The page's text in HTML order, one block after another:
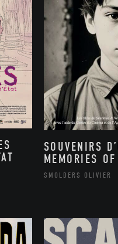
SOUVENIRS
MEMORIES
SMOLDERS OLIVIER